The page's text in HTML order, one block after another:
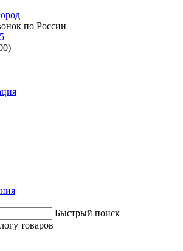
по России
Быстрый поиск
товаров